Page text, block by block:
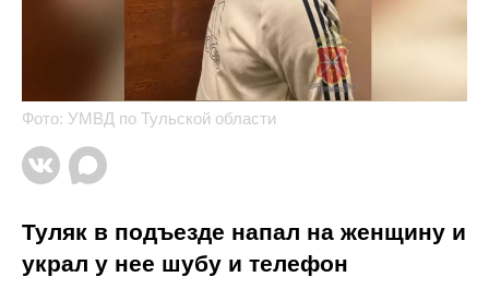
Фото: УМВД по Тульской области
Туляк в подъезде напал на женщину и
украл у нее шубу и телефон